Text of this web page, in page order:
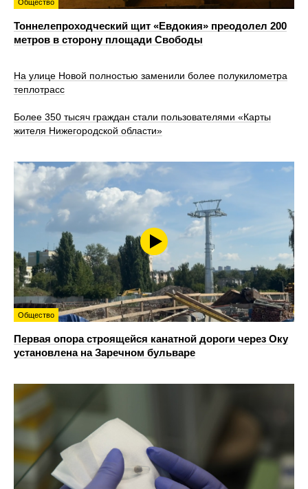
Общество
Тоннелепроходческий щит «Евдокия» преодолел 200
метров в сторону площади Свободы
На улице Новой полностью заменили более полукилометра
теплотрасс
Более 350 тысяч граждан стали пользователями «Карты
жителя Нижегородской области»
Общество
Первая опора строящейся канатной дороги через Оку
установлена на Заречном бульваре